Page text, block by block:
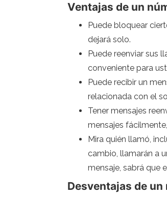
Ventajas de un
Puede bloquear
dejará solo.
Puede reenviar sus
conveniente para
Puede recibir un
relacionada con el
Tener mensajes
mensajes
Mira quién llamó,
cambio, llamarán a
mensaje, sabrá que
Desventajas de